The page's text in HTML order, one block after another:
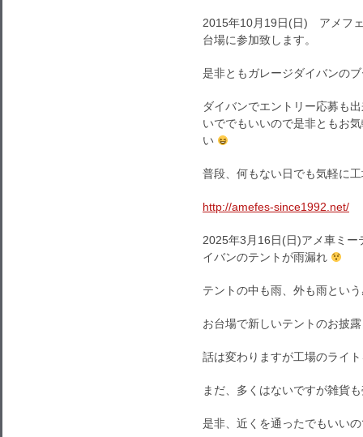
2015年10月19日(日) アメフ
台場に参加致します。
是非ともガレージダイバンの
ダイバンでエントリー応募も
いででもいいので是非ともお
い
普段、何もない日でも気軽に
http://amefes-since1992.net/
2025年3月16日(日)アメ車ミー
イバンのテントが雨漏れ
テントの中も雨、外も雨とい
お台場で新しいテントのお披
話は変わりますが工場のライ
まだ、多くはないですが雑貨
是非、近くを通ったでもいい